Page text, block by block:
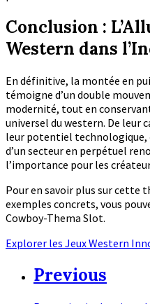
Conclusion :
Western dans
En définitive, la montée en
témoigne d’un double
modernité, tout en
universel du western. De leur
leur potentiel technologique,
d’un secteur en perpétuel
l’importance pour les
Pour en savoir plus sur cette
exemples concrets, vous
Cowboy-Thema Slot.
Explorer les Jeux Western
Previous